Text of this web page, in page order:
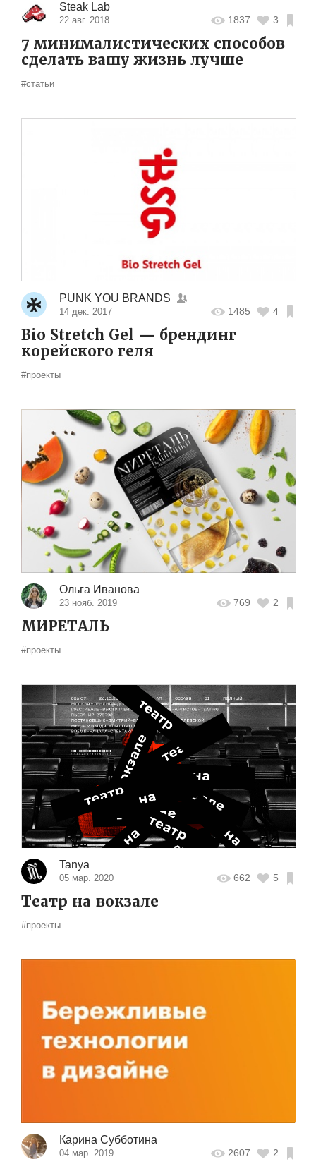
Steak Lab
22 авг. 2018 1837 3
7 минималистических способов
сделать вашу жизнь лучше
#статьи
PUNK YOU BRANDS
14 дек. 2017 1485 4
Bio Stretch Gel — брендинг
корейского геля
#проекты
Ольга Иванова
23 нояб. 2019 769 2
МИРЕТАЛЬ
#проекты
Tanya
05 мар. 2020 662 5
Театр на вокзале
#проекты
Карина Субботина
04 мар. 2019 2607 2